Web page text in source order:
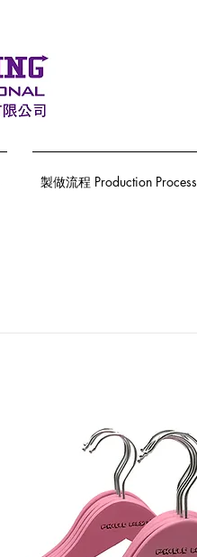
製做流程 Production Process